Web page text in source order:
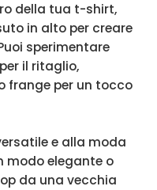
della tua t-shirt,
in alto per creare
sperimentare
il ritaglio,
frange per un tocco
e alla moda
modo elegante o
da una vecchia